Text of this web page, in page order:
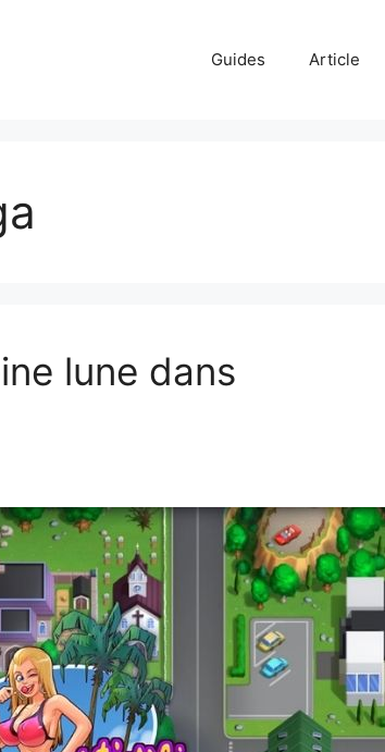
Guides Article
lune dans